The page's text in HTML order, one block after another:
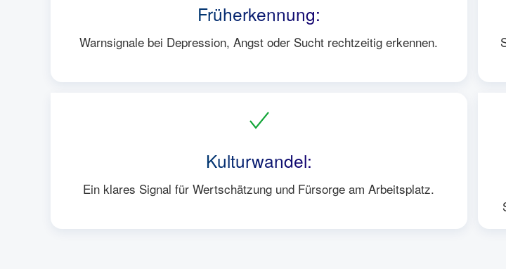
Früherkennung:
Warnsignale bei Depression, Angst oder Sucht rechtzeitig erkennen.
Kulturwandel:
Ein klares Signal für Wertschätzung und Fürsorge am Arbeitsplatz.